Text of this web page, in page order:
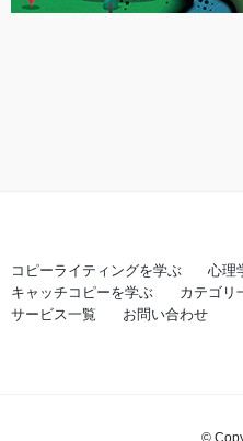
コピーライティングを学ぶ
心理
キャッチコピーを学ぶ
カテゴリ
サービス一覧
お問い合わせ
©